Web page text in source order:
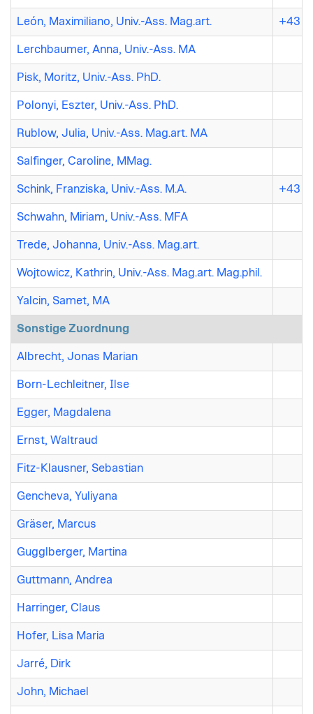
León, Maximiliano, Univ.-Ass. Mag.art. +43
Lerchbaumer, Anna, Univ.-Ass. MA
Pisk, Moritz, Univ.-Ass. PhD.
Polonyi, Eszter, Univ.-Ass. PhD.
Rublow, Julia, Univ.-Ass. Mag.art. MA
Salfinger, Caroline, MMag.
Schink, Franziska, Univ.-Ass. M.A. +43
Schwahn, Miriam, Univ.-Ass. MFA
Trede, Johanna, Univ.-Ass. Mag.art.
Wojtowicz, Kathrin, Univ.-Ass. Mag.art. Mag.phil.
Yalcin, Samet, MA
Sonstige Zuordnung
Albrecht, Jonas Marian
Born-Lechleitner, Ilse
Egger, Magdalena
Ernst, Waltraud
Fitz-Klausner, Sebastian
Gencheva, Yuliyana
Gräser, Marcus
Gugglberger, Martina
Guttmann, Andrea
Harringer, Claus
Hofer, Lisa Maria
Jarré, Dirk
John, Michael